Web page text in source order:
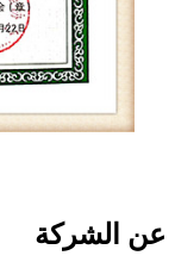
عن الشركة